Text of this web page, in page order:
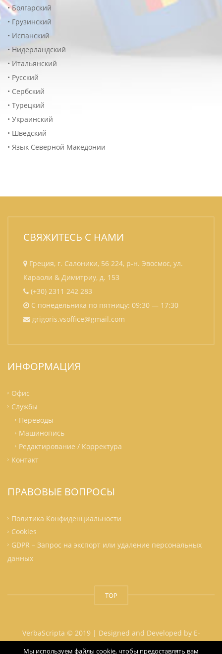
• Болгарский
• Грузинский
• Испанский
• Нидерландский
• Итальянский
• Русский
• Сербский
• Турецкий
• Украинский
• Шведский
• Язык Северной Македонии
СВЯЖИТЕСЬ С НАМИ
Греция, г. Салоники, 56 224, р-н. Эвoсмoс, ул.
Караоли & Димитриу, д. 153
(+30) 2311 242 283
С понедельника по пятницу: 09:30 — 17:30
grigoris.vsoffice@gmail.com
ИНФОРМАЦИЯ
Офис
Службы
Переводы
Машинопись
Редактирование / Корректура
Контакт
ПРАВОВЫЕ ВОПРОСЫ
Политика Конфиденциальности
Cookies
GDPR – Запрос на экспорт или удаление персональных
данных
TOP
VerbaScripta © 2019 | Designed and Developed by E-
Marketing Clusters
Мы используем файлы cookie, чтобы предоставлять вам